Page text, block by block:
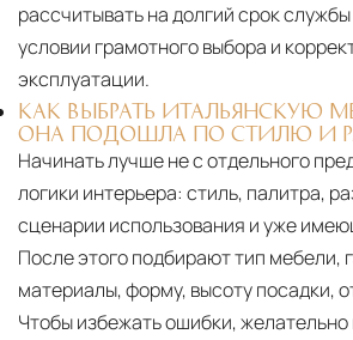
рассчитывать на долгий срок
условии грамотного выбора и
эксплуатации.
КАК ВЫБРАТЬ ИТАЛЬЯНСКУЮ
ОНА ПОДОШЛА ПО СТИЛЮ И
Начинать лучше не с отдельного
логики интерьера: стиль, палитра,
сценарии использования и уже
После этого подбирают тип мебели,
материалы, форму, высоту посадки,
Чтобы избежать ошибки,